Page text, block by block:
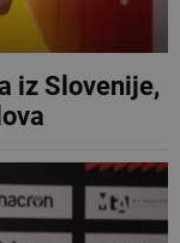
iz Slovenije,